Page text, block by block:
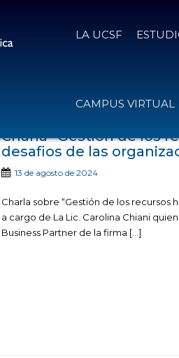
LA UCSF
CAMPUS VIRTUAL
Charla “Gestión de los
desafios de las
13 de agosto de 2024
Charla sobre “Gestión de los recursos
a cargo de La Lic. Carolina Chiani
Business Partner de la firma […]